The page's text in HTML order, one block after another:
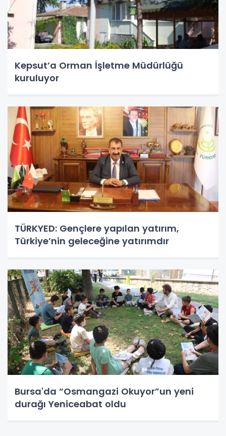
Kepsut’a Orman İşletme Müdürlüğü
kuruluyor
TÜRKYED: Gençlere yapılan yatırım,
Türkiye’nin geleceğine yatırımdır
Bursa'da “Osmangazi Okuyor”un yeni
durağı Yeniceabat oldu